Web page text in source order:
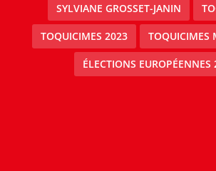
SYLVIANE GROSSET-JANIN
TOQUICIMES 2023 TOQUICIMES
ÉLECTIONS EUROPÉENNES